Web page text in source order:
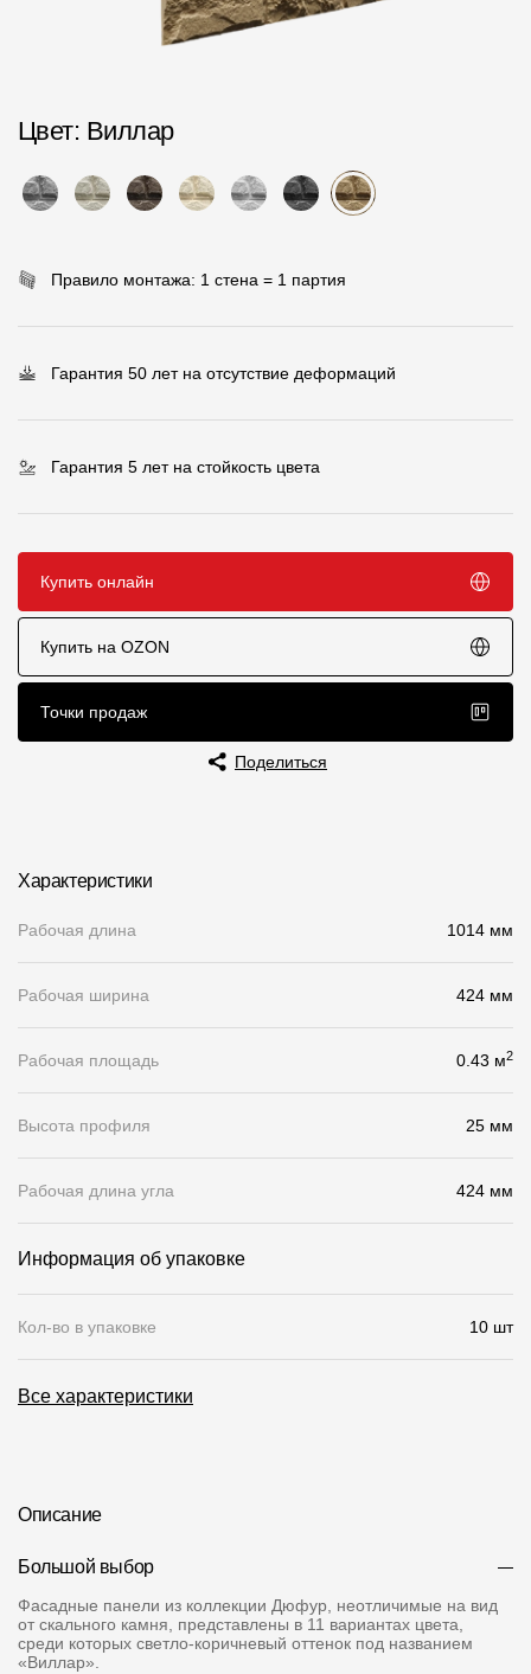
Пластиковые водосточные системы
Металлические водосточные системы
Технические листы
Сертификаты
Текстуры
Фото объектов
Вопрос-ответ/Faq
Статьи
Конструктор
Калькулятор
Компания
Контроль качества кровли
Отправка рекламации
Отзывы
Где купить?
Цвет: Виллар
Правило монтажа: 1 стена = 1 партия
Гарантия 50 лет на отсутствие деформаций
Гарантия 5 лет на стойкость цвета
Купить онлайн
Купить на OZON
Точки продаж
Поделиться
Характеристики
Рабочая длина 1014 мм
Рабочая ширина 424 мм
Рабочая площадь 0.43 м2
Высота профиля 25 мм
Рабочая длина угла 424 мм
Информация об упаковке
Кол-во в упаковке 10 шт
Все характеристики
Описание
Большой выбор
Фасадные панели из коллекции Дюфур, неотличимые на вид
от скального камня, представлены в 11 вариантах цвета,
среди которых светло-коричневый оттенок под названием
«Виллар».